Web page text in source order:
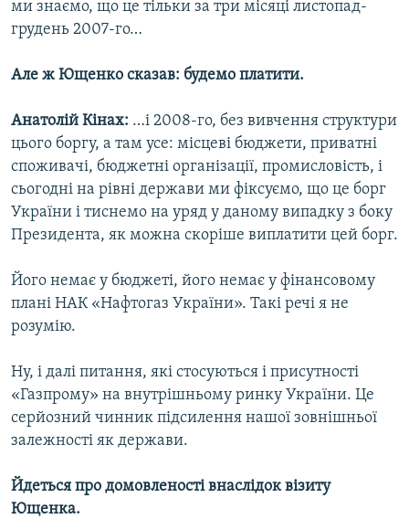
ми знаємо, що це тільки за три місяці листопад-
грудень 2007-го…
Але ж Ющенко сказав: будемо платити.
Анатолій Кінах: …і 2008-го, без вивчення структури
цього боргу, а там усе: місцеві бюджети, приватні
споживачі, бюджетні організації, промисловість, і
сьогодні на рівні держави ми фіксуємо, що це борг
України і тиснемо на уряд у даному випадку з боку
Президента, як можна скоріше виплатити цей борг.
Його немає у бюджеті, його немає у фінансовому
плані НАК «Нафтогаз України». Такі речі я не
розумію.
Ну, і далі питання, які стосуються і присутності
«Газпрому» на внутрішньому ринку України. Це
серйозний чинник підсилення нашої зовнішньої
залежності як держави.
Йдеться про домовленості внаслідок візиту
Ющенка.